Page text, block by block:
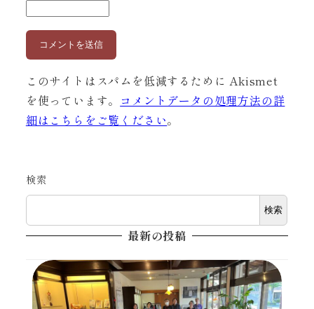
このサイトはスパムを低減するために Akismet
を使っています。 コメントデータの処理方法の詳
細はこちらをご覧ください。
検索
検索
最新の投稿